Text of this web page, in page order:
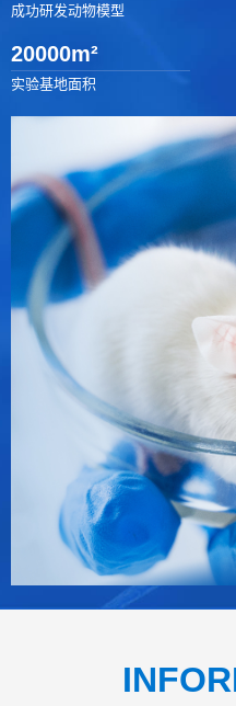
成功研发动物模型
20000m²
实验基地面积